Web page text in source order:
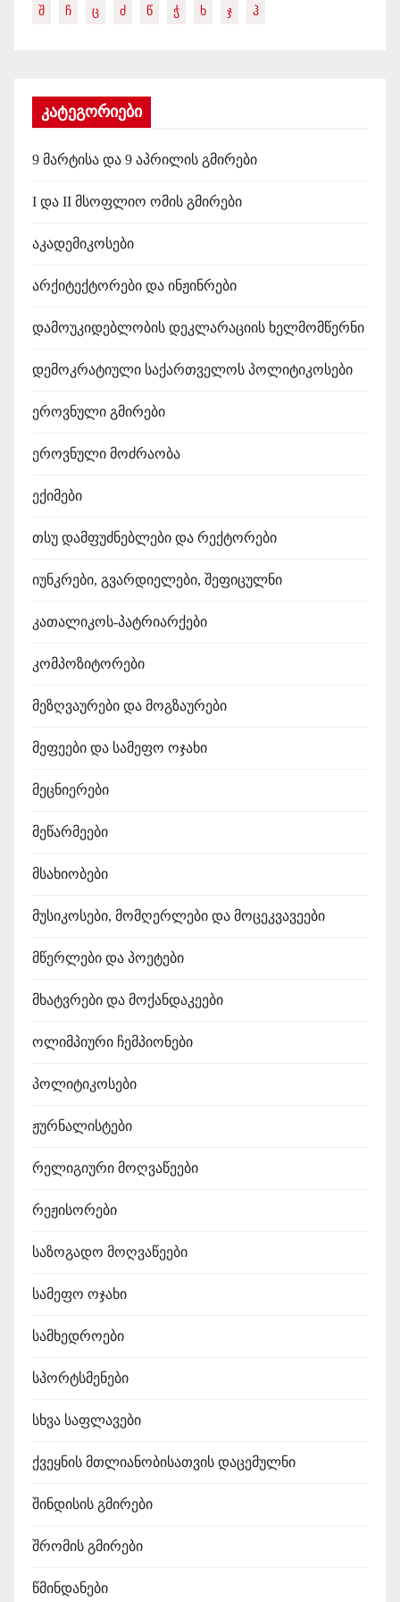
ვ
დ
ე
ბ
თ
დ
ა
შ
ლ
ა
Შ Ჩ Ც Ძ Წ Ჭ Ხ Ჯ Ჰ
კატეგორიები
9 მარტისა და 9 აპრილის გმირები
I და II მსოფლიო ომის გმირები
აკადემიკოსები
არქიტექტორები და ინჟინრები
დამოუკიდებლობის დეკლარაციის ხელმომწერნი
დემოკრატიული საქართველოს პოლიტიკოსები
ეროვნული გმირები
ეროვნული მოძრაობა
ექიმები
თსუ დამფუძნებლები და რექტორები
იუნკრები, გვარდიელები, შეფიცულნი
კათალიკოს-პატრიარქები
კომპოზიტორები
მეზღვაურები და მოგზაურები
მეფეები და სამეფო ოჯახი
მეცნიერები
მეწარმეები
მსახიობები
მუსიკოსები, მომღერლები და მოცეკვავეები
მწერლები და პოეტები
მხატვრები და მოქანდაკეები
ოლიმპიური ჩემპიონები
პოლიტიკოსები
ჟურნალისტები
რელიგიური მოღვაწეები
რეჟისორები
საზოგადო მოღვაწეები
სამეფო ოჯახი
სამხედროები
სპორტსმენები
სხვა საფლავები
ქვეყნის მთლიანობისათვის დაცემულნი
შინდისის გმირები
შრომის გმირები
წმინდანები